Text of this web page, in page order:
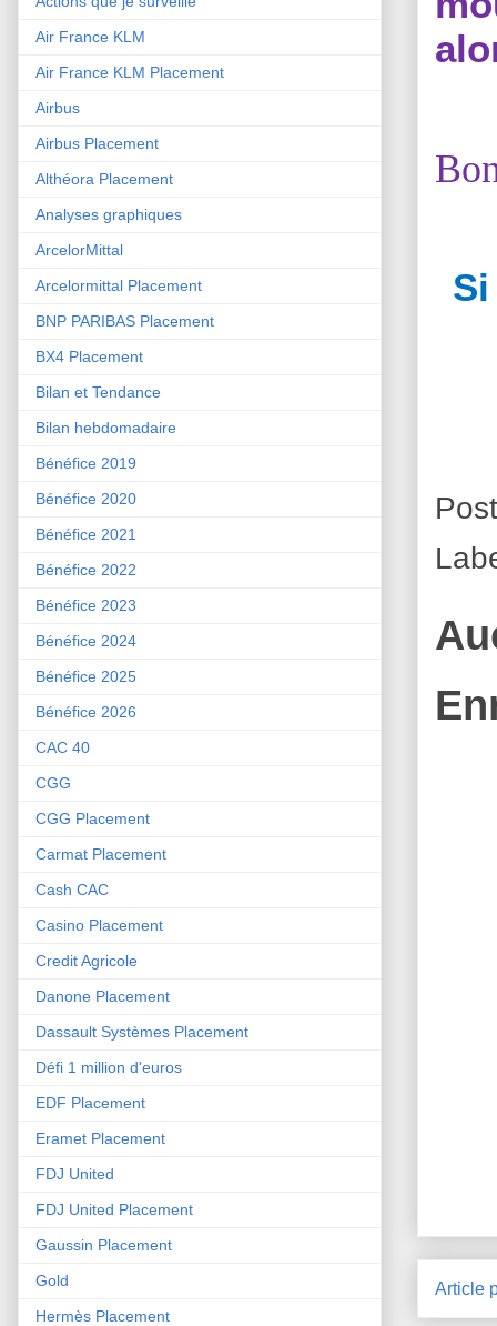
Article
Air France KLM
Air France KLM Placement
Airbus
Airbus Placement
Althéora Placement
Analyses graphiques
ArcelorMittal
Arcelormittal Placement
BNP PARIBAS Placement
BX4 Placement
Bilan et Tendance
Bilan hebdomadaire
Bénéfice 2019
Bénéfice 2020
Bénéfice 2021
Bénéfice 2022
Bénéfice 2023
Bénéfice 2024
Bénéfice 2025
Bénéfice 2026
CAC 40
CGG
CGG Placement
Carmat Placement
Cash CAC
Casino Placement
Credit Agricole
Danone Placement
Dassault Systèmes Placement
Défi 1 million d'euros
EDF Placement
Eramet Placement
FDJ United
FDJ United Placement
Gaussin Placement
Gold
Hermès Placement